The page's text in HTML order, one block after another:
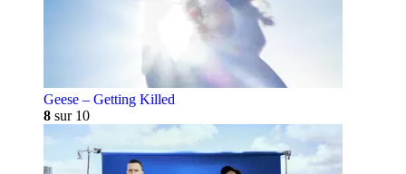
Geese – Getting Killed
8 sur 10